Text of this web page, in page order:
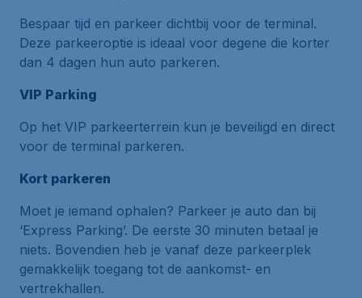
Bespaar tijd en parkeer dichtbij voor de terminal.
Deze parkeeroptie is ideaal voor degene die korter
dan 4 dagen hun auto parkeren.
VIP Parking
Op het VIP parkeerterrein kun je beveiligd en direct
voor de terminal parkeren.
Kort parkeren
Moet je iemand ophalen? Parkeer je auto dan bij
‘Express Parking’. De eerste 30 minuten betaal je
niets. Bovendien heb je vanaf deze parkeerplek
gemakkelijk toegang tot de aankomst- en
vertrekhallen.